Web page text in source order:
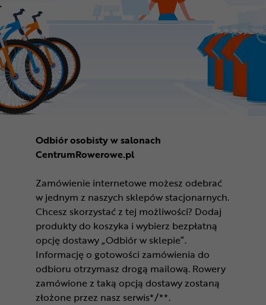
Odbiór osobisty w salonach
CentrumRowerowe.pl
Zamówienie internetowe możesz odebrać
w jednym z naszych sklepów stacjonarnych.
Chcesz skorzystać z tej możliwości? Dodaj
produkty do koszyka i wybierz bezpłatną
opcję dostawy „Odbiór w sklepie”.
Informację o gotowości zamówienia do
odbioru otrzymasz drogą mailową. Rowery
zamówione z taką opcją dostawy zostaną
złożone przez nasz serwis*/**.